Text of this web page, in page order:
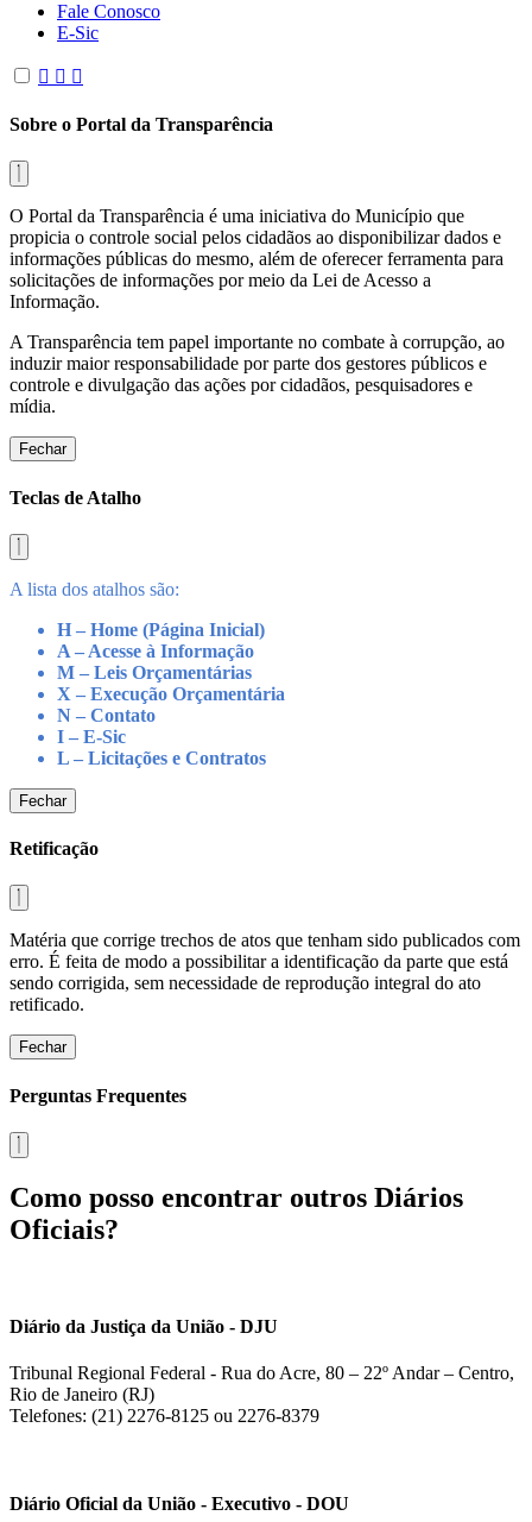
Fale Conosco
E-Sic
Sobre o Portal da Transparência
O Portal da Transparência é uma iniciativa do Município que
propicia o controle social pelos cidadãos ao disponibilizar dados e
informações públicas do mesmo, além de oferecer ferramenta para
solicitações de informações por meio da Lei de Acesso a
Informação.
A Transparência tem papel importante no combate à corrupção, ao
induzir maior responsabilidade por parte dos gestores públicos e
controle e divulgação das ações por cidadãos, pesquisadores e
mídia.
Fechar
Teclas de Atalho
A lista dos atalhos são:
H – Home (Página Inicial)
A – Acesse à Informação
M – Leis Orçamentárias
X – Execução Orçamentária
N – Contato
I – E-Sic
L – Licitações e Contratos
Fechar
Retificação
Matéria que corrige trechos de atos que tenham sido publicados com
erro. É feita de modo a possibilitar a identificação da parte que está
sendo corrigida, sem necessidade de reprodução integral do ato
retificado.
Fechar
Perguntas Frequentes
Como posso encontrar outros Diários
Oficiais?
Diário da Justiça da União - DJU
Tribunal Regional Federal - Rua do Acre, 80 – 22º Andar – Centro,
Rio de Janeiro (RJ)
Telefones: (21) 2276-8125 ou 2276-8379
Diário Oficial da União - Executivo - DOU